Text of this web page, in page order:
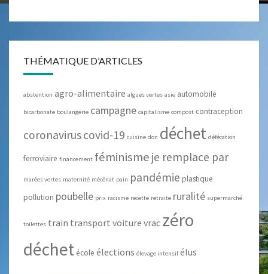
THÉMATIQUE D’ARTICLES
abstention agro-alimentaire algues vertes asie automobile
bicarbonate boulangerie campagne capitalisme compost contraception
coronaviruscovid-19 cuisine don déchet défécation
ferroviaire financement féminisme je remplace par
marées vertes maternité mécénat pain pandémie plastique
pollution poubelle prix racisme recette retraite ruralité supermarché
toilettes train transport voiture vrac zéro
déchet école élections élevage intensif élus